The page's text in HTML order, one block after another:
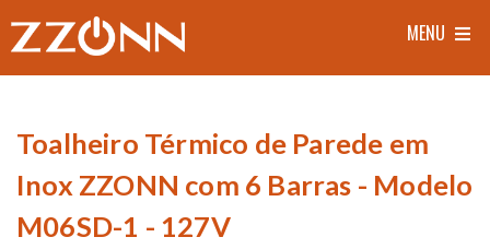
MENU
Toalheiro Térmico de Parede em
Inox ZZONN com 6 Barras - Modelo
M06SD-1 - 127V